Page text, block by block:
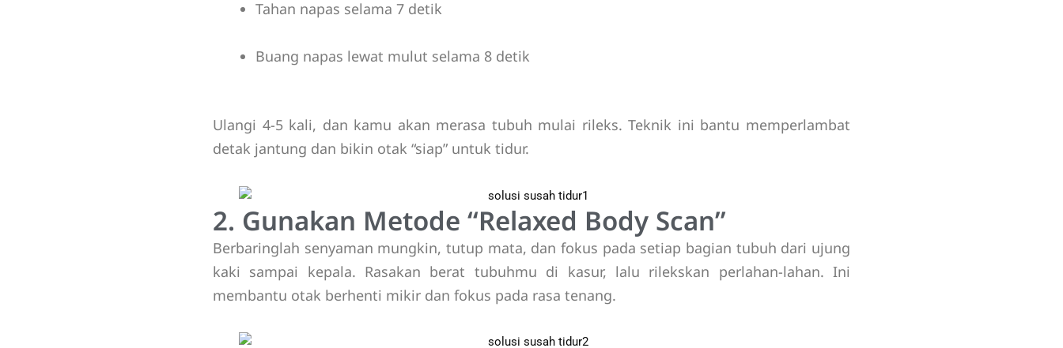
Tahan napas selama 7 detik
Buang napas lewat mulut selama 8 detik
Ulangi 4-5 kali, dan kamu akan merasa tubuh mulai rileks. Teknik ini bantu memperlambat
detak jantung dan bikin otak “siap” untuk tidur.
2. Gunakan Metode “Relaxed Body Scan”
Berbaringlah senyaman mungkin, tutup mata, dan fokus pada setiap bagian tubuh dari ujung
kaki sampai kepala. Rasakan berat tubuhmu di kasur, lalu rilekskan perlahan-lahan. Ini
membantu otak berhenti mikir dan fokus pada rasa tenang.